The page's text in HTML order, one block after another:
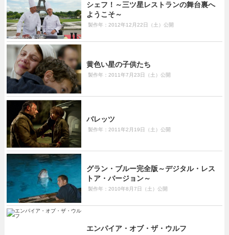
シェフ！～三ツ星レストランの舞台裏へ
ようこそ～
製作年：2012年12月22日（土）公開
黄色い星の子供たち
製作年：2011年7月23日（土）公開
バレッツ
製作年：2011年2月19日（土）公開
グラン・ブルー完全版～デジタル・レス
トア・バージョン～
製作年：2010年8月7日（土）公開
エンパイア・オブ・ザ・ウルフ